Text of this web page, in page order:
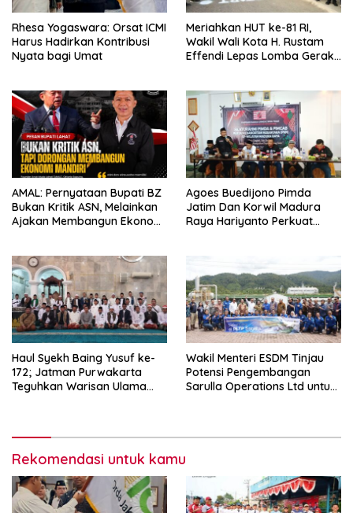
Rhesa Yogaswara: Orsat ICMI
Harus Hadirkan Kontribusi
Nyata bagi Umat
Meriahkan HUT ke-81 RI,
Wakil Wali Kota H. Rustam
Effendi Lepas Lomba Gerak
AMAL: Pernyataan Bupati BZ
Bukan Kritik ASN, Melainkan
Ajakan Membangun Ekonomi
Agoes Buedijono Pimda
Jatim Dan Korwil Madura
Raya Hariyanto Perkuat
Haul Syekh Baing Yusuf ke-
172; Jatman Purwakarta
Teguhkan Warisan Ulama
Wakil Menteri ESDM Tinjau
Potensi Pengembangan
Sarulla Operations Ltd untuk
Rekomendasi untuk kamu